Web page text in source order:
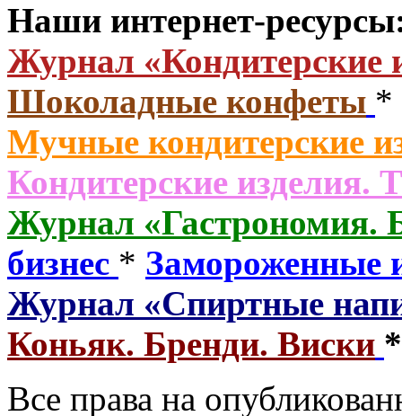
Наши интернет-
Журнал «Кондитерские
Шоколадные конфеты *
Мучные кондитерские
Кондитерские изделия.
Журнал «Гастрономия.
бизнес * Замороженные
Журнал «Спиртные
Коньяк. Бренди. Виски
Все права на